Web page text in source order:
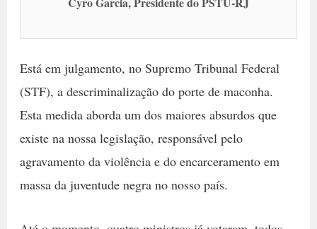
Está em julgamento, no Supremo Tribunal Federal
(STF), a descriminalização do porte de maconha.
Esta medida aborda um dos maiores absurdos que
existe na nossa legislação, responsável pelo
agravamento da violência e do encarceramento em
massa da juventude negra no nosso país.